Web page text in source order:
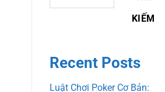
KIẾM
Recent Posts
Luật Chơi Poker Cơ Bản: